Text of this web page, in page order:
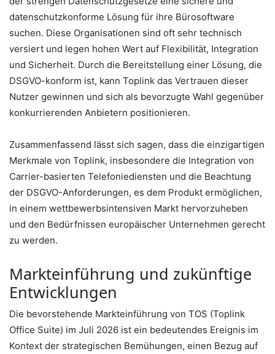
datenschutzkonforme Lösung für ihre Bürosoftware
suchen. Diese Organisationen sind oft sehr technisch
versiert und legen hohen Wert auf Flexibilität, Integration
und Sicherheit. Durch die Bereitstellung einer Lösung, die
DSGVO-konform ist, kann Toplink das Vertrauen dieser
Nutzer gewinnen und sich als bevorzugte Wahl gegenüber
konkurrierenden Anbietern positionieren.
Zusammenfassend lässt sich sagen, dass die einzigartigen
Merkmale von Toplink, insbesondere die Integration von
Carrier-basierten Telefoniediensten und die Beachtung
der DSGVO-Anforderungen, es dem Produkt ermöglichen,
in einem wettbewerbsintensiven Markt hervorzuheben
und den Bedürfnissen europäischer Unternehmen gerecht
zu werden.
Markteinführung und zukünftige
Entwicklungen
Die bevorstehende Markteinführung von TOS (Toplink
Office Suite) im Juli 2026 ist ein bedeutendes Ereignis im
Kontext der strategischen Bemühungen, einen Bezug auf